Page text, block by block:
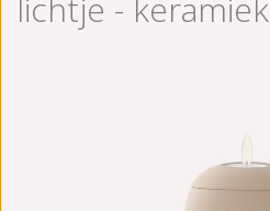
lichtje - keramiek